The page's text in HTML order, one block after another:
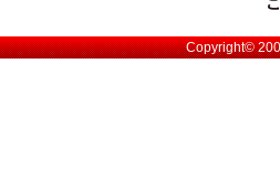
Copyright©